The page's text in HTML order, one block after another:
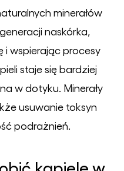
minerałów
naskórka,
i wspierając procesy
staje się bardziej
w dotyku. Minerały
usuwanie toksyn
podrażnień.
kąpiele w